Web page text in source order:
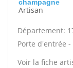
champagne
Artisan
Département:
Porte d'entrée -
Voir la fiche